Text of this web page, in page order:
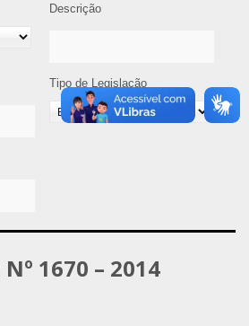
Descrição
Tipo de Legislação
1670 – 2014